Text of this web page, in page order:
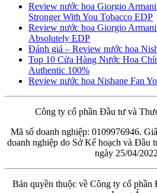
Review nước hoa Giorgio
Stronger With You Tobacco EDP
Review nước hoa Giorgio
Absolutely EDP
Đánh giá – Review nước hoa
Top 10 Cửa Hàng Nước Hoa
Authentic 100%
Review nước hoa Nishane Fan
Công ty cổ phần Đầu tư và
Mã số doanh nghiệp: 0109976946.
doanh nghiệp do Sở Kế hoạch và Đầu
ngày 25/04/2022
Bản quyền thuộc về Công ty cổ